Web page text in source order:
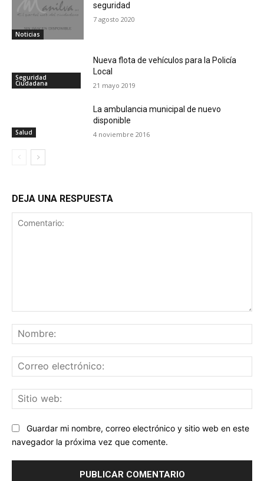
Noticias
seguridad
7 agosto 2020
Seguridad
Ciudadana
Nueva flota de vehículos para la Policía
Local
21 mayo 2019
Salud
La ambulancia municipal de nuevo
disponible
4 noviembre 2016
DEJA UNA RESPUESTA
Guardar mi nombre, correo electrónico y sitio web en este
navegador la próxima vez que comente.